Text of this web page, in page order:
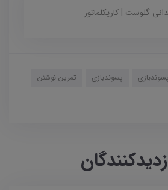
گلوست | کاریکلماتور
پسوندبازی
تمرین نوشتن